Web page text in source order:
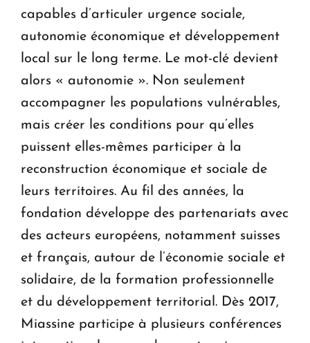
capables d’articuler urgence sociale,
autonomie économique et développement
local sur le long terme. Le mot-clé devient
alors « autonomie ». Non seulement
accompagner les populations vulnérables,
mais créer les conditions pour qu’elles
puissent elles-mêmes participer à la
reconstruction économique et sociale de
leurs territoires. Au fil des années, la
fondation développe des partenariats avec
des acteurs européens, notamment suisses
et français, autour de l’économie sociale et
solidaire, de la formation professionnelle
et du développement territorial. Dès 2017,
Miassine participe à plusieurs conférences